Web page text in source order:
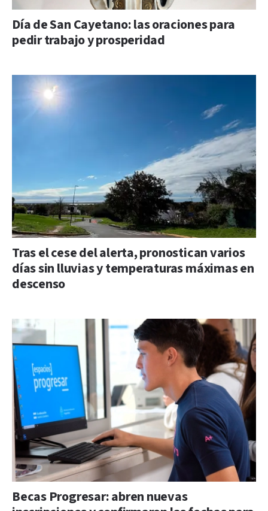
Día de San Cayetano: las oraciones para
pedir trabajo y prosperidad
Tras el cese del alerta, pronostican varios
días sin lluvias y temperaturas máximas en
descenso
Becas Progresar: abren nuevas